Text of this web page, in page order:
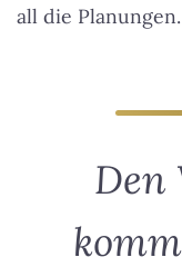
all die Planungen.
Den